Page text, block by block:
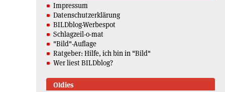
Impressum
Datenschutzerklärung
BILDblog-Werbespot
Schlagzeil-o-mat
"Bild"-Auflage
Ratgeber: Hilfe, ich bin in "Bild"
Wer liest BILDblog?
Oldies